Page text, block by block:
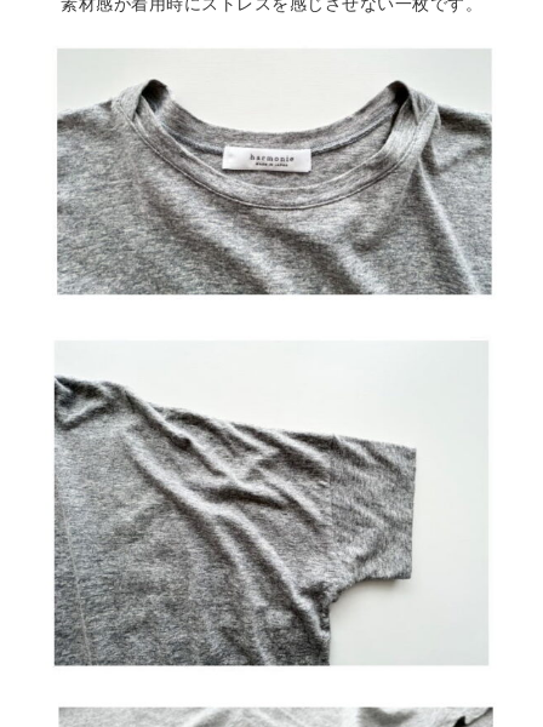
素材感が着用時にストレスを感じさせない一枚です。